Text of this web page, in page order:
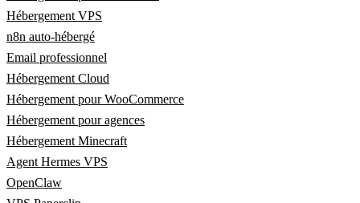
Hébergement VPS
n8n auto-hébergé
Email professionnel
Hébergement Cloud
Hébergement pour WooCommerce
Hébergement pour agences
Hébergement Minecraft
Agent Hermes VPS
OpenClaw